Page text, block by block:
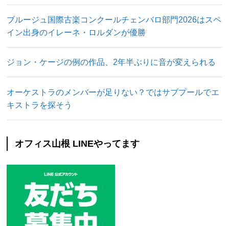
ブルージュ国際古楽コンクールチェンバロ部門2026はスペ
イン出身のイレーネ・ロルダンが優勝
ジョン・ケージの例の作品、2年半ぶりに音が変えられる
オーケストラのメンバーが足りない？ではサブプールでエ
キストラを探そう
オフィス山根 LINEやってます